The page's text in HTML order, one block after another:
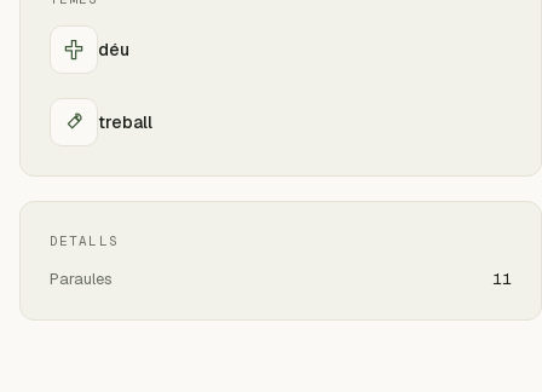
déu
treball
DETALLS
Paraules 11